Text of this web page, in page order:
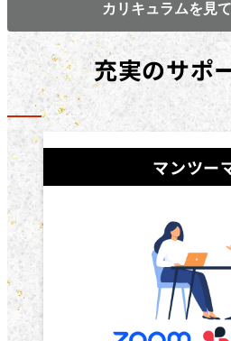
カリキュラムを見
充実のサポ
マンツー